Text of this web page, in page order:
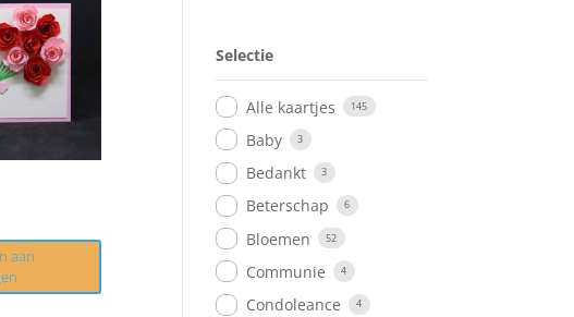
aan
Selectie
Alle kaartjes 145
Baby 3
Bedankt 3
Beterschap 6
Bloemen 52
Communie 4
Condoleance 4